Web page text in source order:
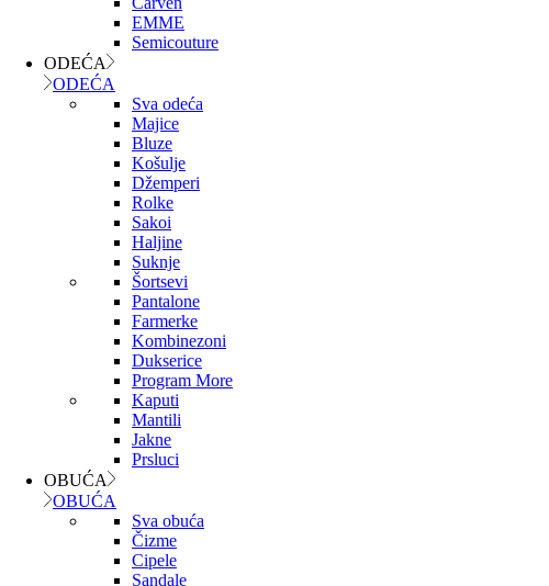
EMME
Semicouture
ODEĆA
ODEĆA
Sva odeća
Majice
Bluze
Košulje
Džemperi
Rolke
Sakoi
Haljine
Suknje
Šortsevi
Pantalone
Farmerke
Kombinezoni
Dukserice
Program More
Kaputi
Mantili
Jakne
Prsluci
OBUĆA
OBUĆA
Sva obuća
Čizme
Cipele
Sandale